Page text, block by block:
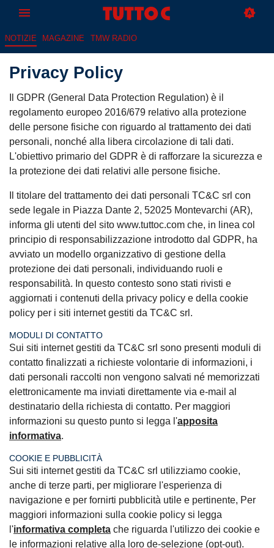
NOTIZIE MAGAZINE TMW RADIO
Privacy Policy
Il GDPR (General Data Protection Regulation) è il
regolamento europeo 2016/679 relativo alla protezione
delle persone fisiche con riguardo al trattamento dei dati
personali, nonché alla libera circolazione di tali dati.
L'obiettivo primario del GDPR è di rafforzare la sicurezza e
la protezione dei dati relativi alle persone fisiche.
Il titolare del trattamento dei dati personali TC&C srl con
sede legale in Piazza Dante 2, 52025 Montevarchi (AR),
informa gli utenti del sito www.tuttoc.com che, in linea col
principio di responsabilizzazione introdotto dal GDPR, ha
avviato un modello organizzativo di gestione della
protezione dei dati personali, individuando ruoli e
responsabilità. In questo contesto sono stati rivisti e
aggiornati i contenuti della privacy policy e della cookie
policy per i siti internet gestiti da TC&C srl.
MODULI DI CONTATTO
Sui siti internet gestiti da TC&C srl sono presenti moduli di
contatto finalizzati a richieste volontarie di informazioni, i
dati personali raccolti non vengono salvati né memorizzati
elettronicamente ma inviati direttamente via e-mail al
destinatario della richiesta di contatto. Per maggiori
informazioni su questo punto si legga l'apposita
informativa.
COOKIE E PUBBLICITÀ
Sui siti internet gestiti da TC&C srl utilizziamo cookie,
anche di terze parti, per migliorare l'esperienza di
navigazione e per fornirti pubblicità utile e pertinente, Per
maggiori informazioni sulla cookie policy si legga
l'informativa completa che riguarda l'utilizzo dei cookie e
le informazioni relative alla loro de-selezione (opt-out).